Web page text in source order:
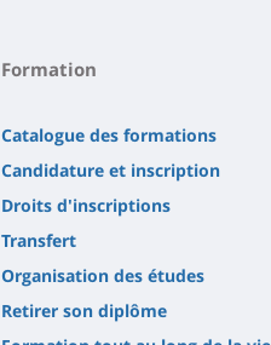
Formation
Catalogue des formations
Candidature et inscription
Droits d'inscriptions
Transfert
Organisation des études
Retirer son diplôme